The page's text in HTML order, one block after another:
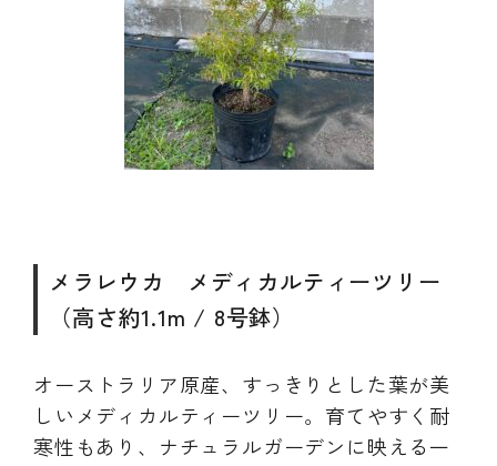
メラレウカ メディカルティーツリー
（高さ約1.1m / 8号鉢）
オーストラリア原産、すっきりとした葉が美
しいメディカルティーツリー。育てやすく耐
寒性もあり、ナチュラルガーデンに映える一